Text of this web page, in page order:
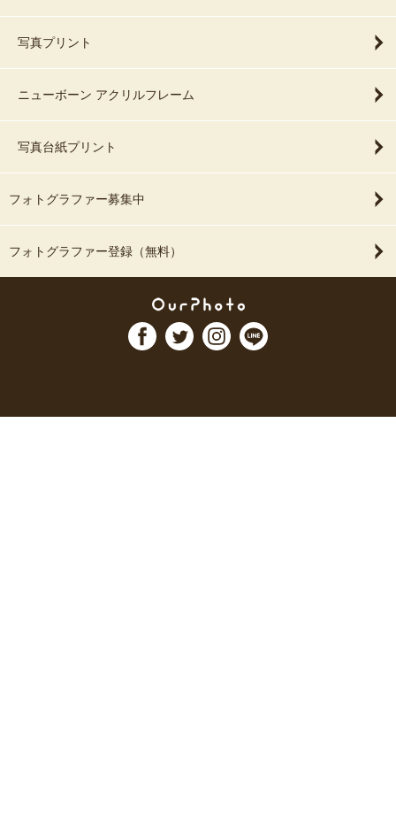
写真プリント
ニューボーン アクリルフレーム
写真台紙プリント
フォトグラファー募集中
フォトグラファー登録（無料）